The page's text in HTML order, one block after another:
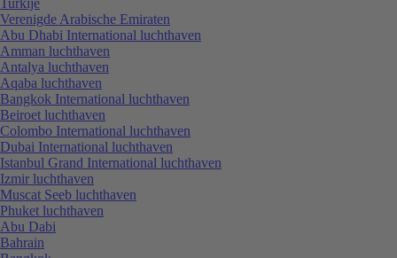
Verenigde Arabische Emiraten
Abu Dhabi International luchthaven
Amman luchthaven
Antalya luchthaven
Aqaba luchthaven
Bangkok International luchthaven
Beiroet luchthaven
Colombo International luchthaven
Dubai International luchthaven
Istanbul Grand International luchthaven
Izmir luchthaven
Muscat Seeb luchthaven
Phuket luchthaven
Abu Dabi
Bahrain